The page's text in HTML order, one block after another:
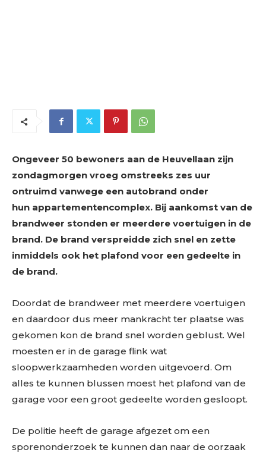
Ongeveer 50 bewoners aan de Heuvellaan zijn
zondagmorgen vroeg omstreeks zes uur
ontruimd vanwege een autobrand onder
hun appartementencomplex. Bij aankomst van de
brandweer stonden er meerdere voertuigen in de
brand. De brand verspreidde zich snel en zette
inmiddels ook het plafond voor een gedeelte in
de brand.
Doordat de brandweer met meerdere voertuigen
en daardoor dus meer mankracht ter plaatse was
gekomen kon de brand snel worden geblust. Wel
moesten er in de garage flink wat
sloopwerkzaamheden worden uitgevoerd. Om
alles te kunnen blussen moest het plafond van de
garage voor een groot gedeelte worden gesloopt.
De politie heeft de garage afgezet om een
sporenonderzoek te kunnen dan naar de oorzaak